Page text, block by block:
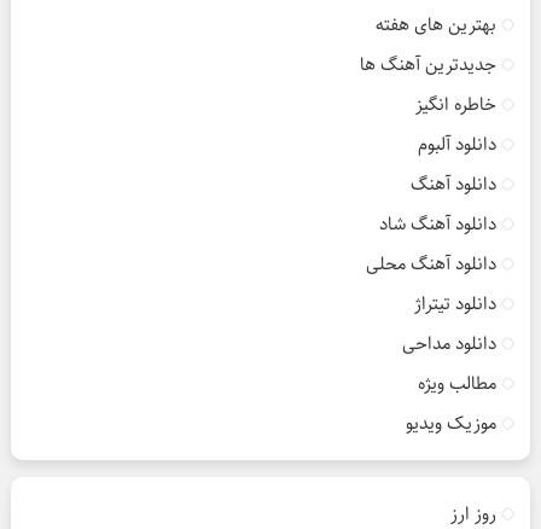
بهترین های هفته
جدیدترین آهنگ ها
خاطره انگیز
دانلود آلبوم
دانلود آهنگ
دانلود آهنگ شاد
دانلود آهنگ محلی
دانلود تیتراژ
دانلود مداحی
مطالب ویژه
موزیک ویدیو
روز ارز